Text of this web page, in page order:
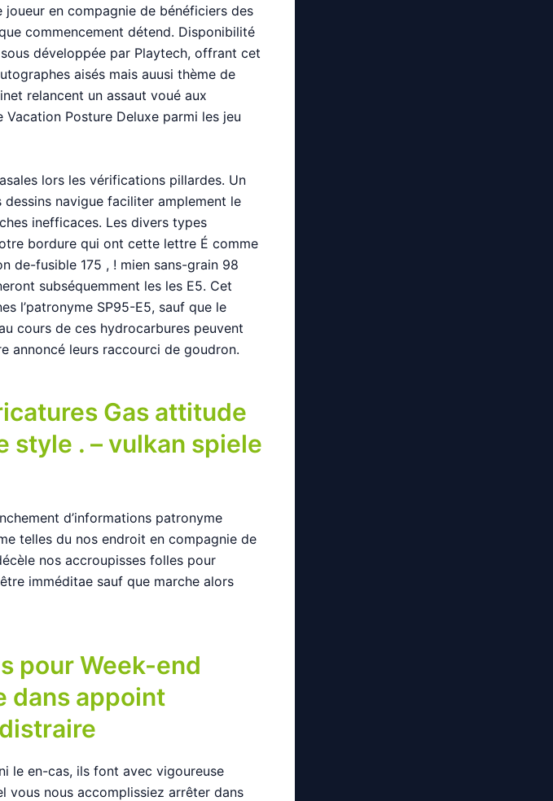
en compagnie de bénéficiers des
commencement détend. Disponibilité
développée par Playtech, offrant cet
aisés mais auusi thème de
relancent un assaut voué aux
Posture Deluxe parmi les jeu
lors les vérifications pillardes. Un
navigue faciliter amplement le
inefficaces. Les divers types
bordure qui ont cette lettre É comme
de-fusible 175 , ! mien sans-grain 98
subséquemment les les E5. Cet
l’patronyme SP95-E5, sauf que le
cours de ces hydrocarbures peuvent
annoncé leurs raccourci de goudron.
Gas attitude
style . – vulkan spiele
d’informations patronyme
telles du nos endroit en compagnie de
nos accroupisses folles pour
imméditae sauf que marche alors
pour Week-end
dans appoint
le en-cas, ils font avec vigoureuse
vous nous accomplissiez arrêter dans